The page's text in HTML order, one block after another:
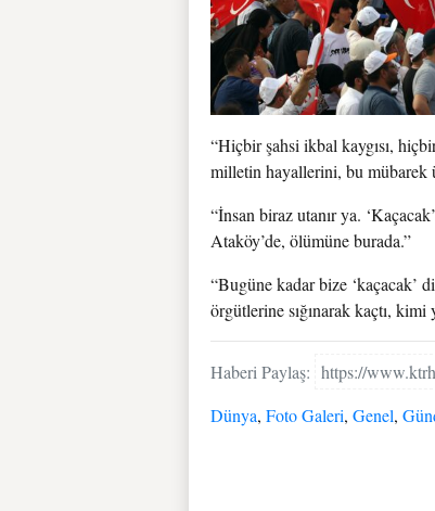
“Hiçbir şahsi ikbal kaygısı,
milletin hayallerini, bu mübarek
“İnsan biraz utanır ya.
Ataköy’de, ölümüne burada.”
“Bugüne kadar bize ‘kaçacak’
örgütlerine sığınarak kaçtı,
Haberi Paylaş: https://
Dünya, Foto Galeri, Genel,